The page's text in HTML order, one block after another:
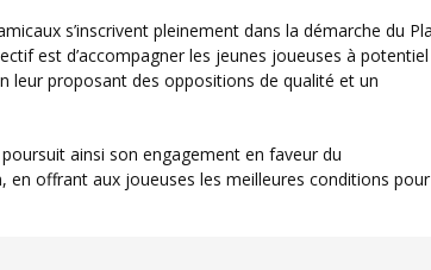
est d’accompagner les jeunes joueuses à potentiel
leur proposant des oppositions de qualité et un
offrant aux joueuses les meilleures conditions pour